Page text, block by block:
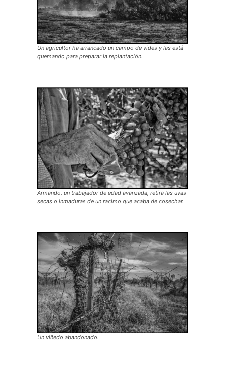
Un agricultor ha arrancado un campo de vides y las está
quemando para preparar la replantación.
Armando, un trabajador de edad avanzada, retira las uvas
secas o inmaduras de un racimo que acaba de cosechar.
Un viñedo abandonado.